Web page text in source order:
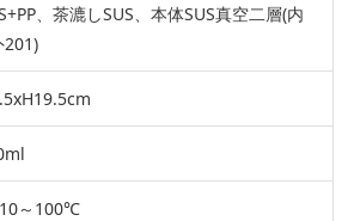
、茶漉しSUS、本体SUS真空二層(内
～100℃